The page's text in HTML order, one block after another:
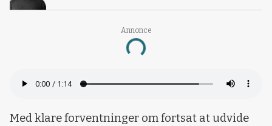
Annonce
Loading...
Med klare forventninger om fortsat at udvide